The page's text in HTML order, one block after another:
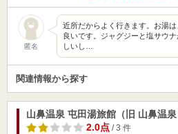
匿名
近所だからよく行きます。お湯
良いです。ジャグジーと塩サウ
しいし…
関連情報から探す
山鼻温泉 屯田湯旅館（旧 山鼻温泉
2.0点/ 3 件